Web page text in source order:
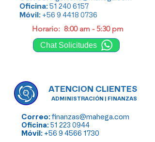
Oficina:51 240 6157
Móvil: +56 9 4418 0736
Horario: 8:00 am - 5:30 pm
Chat Solicitudes
ATENCION CLIENTES
ADMINISTRACIÓN | FINANZAS
Correo:finanzas@mahega.com
Oficina: 51 223 0944
Móvil: +56 9 4566 1730